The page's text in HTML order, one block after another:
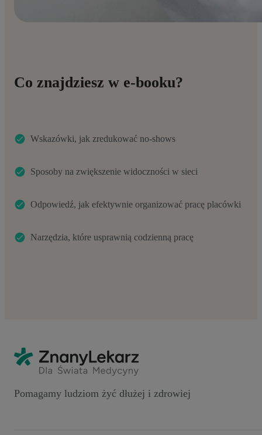
Co znajdziesz w e-booku?
Wskazówki, jak zredukować no-shows
Sposoby na zwiększenie widoczności w sieci
Odpowiedź, jak efektywnie organizować pracę placówki
Narzędzia, które usprawnią codzienną pracę
Pomagamy ludziom żyć dłużej i zdrowiej